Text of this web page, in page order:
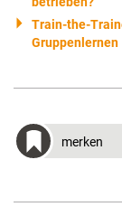
Train-the-
Gruppenlernen
merken